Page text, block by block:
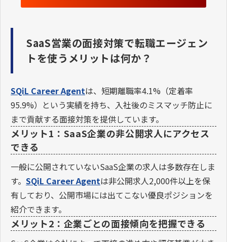
SaaS営業の面接対策で転職エージェン
トを使うメリットは何か？
SQiL Career Agentは、短期離職率4.1%（定着率
95.9%）という実績を持ち、入社後のミスマッチ防止に
まで貢献する面接対策を提供しています。
メリット1：SaaS企業の非公開求人にアクセス
できる
一般に公開されていないSaaS企業の求人は多数存在しま
す。 SQiL Career Agentは非公開求人2,000件以上を保
有しており、公開市場には出てこない優良ポジションを
紹介できます。
メリット2：企業ごとの面接傾向を把握できる